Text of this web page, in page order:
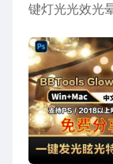
键灯光光效光